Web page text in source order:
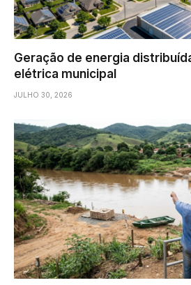
Geração de energia
elétrica municipal
JULHO 30, 2026